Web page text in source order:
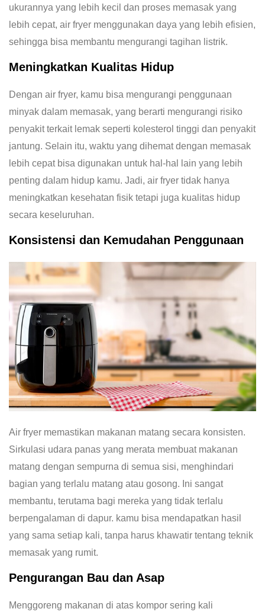
ukurannya yang lebih kecil dan proses memasak yang
lebih cepat, air fryer menggunakan daya yang lebih efisien,
sehingga bisa membantu mengurangi tagihan listrik.
Meningkatkan Kualitas Hidup
Dengan air fryer, kamu bisa mengurangi penggunaan
minyak dalam memasak, yang berarti mengurangi risiko
penyakit terkait lemak seperti kolesterol tinggi dan penyakit
jantung. Selain itu, waktu yang dihemat dengan memasak
lebih cepat bisa digunakan untuk hal-hal lain yang lebih
penting dalam hidup kamu. Jadi, air fryer tidak hanya
meningkatkan kesehatan fisik tetapi juga kualitas hidup
secara keseluruhan.
Konsistensi dan Kemudahan Penggunaan
Air fryer memastikan makanan matang secara konsisten.
Sirkulasi udara panas yang merata membuat makanan
matang dengan sempurna di semua sisi, menghindari
bagian yang terlalu matang atau gosong. Ini sangat
membantu, terutama bagi mereka yang tidak terlalu
berpengalaman di dapur. kamu bisa mendapatkan hasil
yang sama setiap kali, tanpa harus khawatir tentang teknik
memasak yang rumit.
Pengurangan Bau dan Asap
Menggoreng makanan di atas kompor sering kali